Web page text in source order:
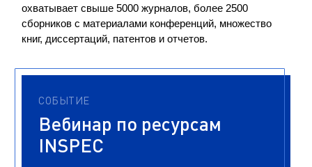
охватывает свыше 5000 журналов, более 2500
сборников с материалами конференций, множество
книг, диссертаций, патентов и отчетов.
СОБЫТИЕ
Вебинар по ресурсам
INSPEC